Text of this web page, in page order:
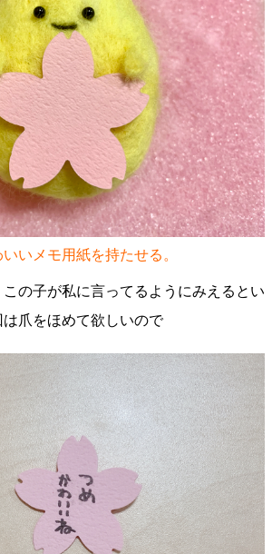
いメモ用紙を持たせる。
の子が私に言ってるようにみえるとい
爪をほめて欲しいので